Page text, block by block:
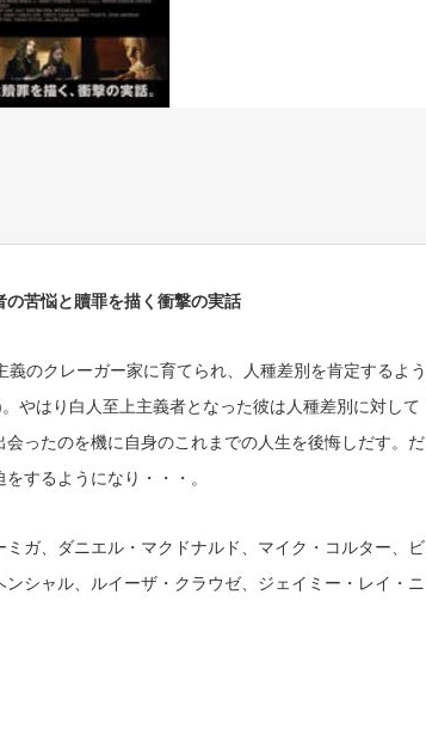
苦悩と贖罪を描く衝撃の実話
のクレーガー家に育てられ、人種差別を肯定するよう
やはり白人至上主義者となった彼は人種差別に対して
ったのを機に自身のこれまでの人生を後悔しだす。だ
するようになり・・・。
ガ、ダニエル・マクドナルド、マイク・コルター、ビ
シャル、ルイーザ・クラウゼ、ジェイミー・レイ・ニ